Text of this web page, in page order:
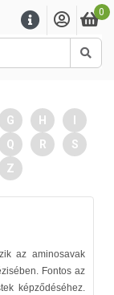
0
G H
Q R
S
Z
az aminosavak
Fontos az
képződéséhez.